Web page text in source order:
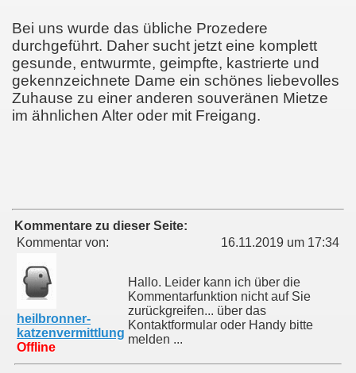
Bei uns wurde das übliche Prozedere
durchgeführt. Daher sucht jetzt eine komplett
gesunde, entwurmte, geimpfte, kastrierte und
gekennzeichnete Dame ein schönes liebevolles
Zuhause zu einer anderen souveränen Mietze
im ähnlichen Alter oder mit Freigang.
Kommentare zu dieser Seite:
Kommentar von:
16.11.2019 um 17:34
heilbronner-
katzenvermittlung
Offline
Hallo. Leider kann ich über die
Kommentarfunktion nicht auf Sie
zurückgreifen... über das
Kontaktformular oder Handy bitte
melden ...